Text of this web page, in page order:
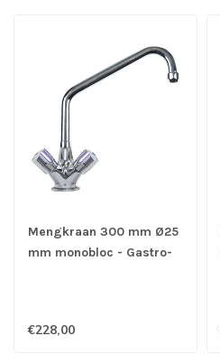
Mengkraan 300 mm Ø25
mm monobloc - Gastro-
€228,00